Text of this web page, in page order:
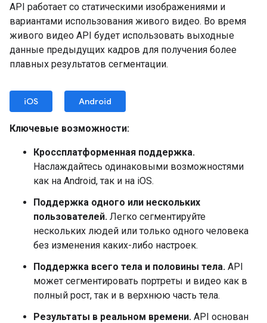
API работает со статическими изображениями и
вариантами использования живого видео. Во время
живого видео API будет использовать выходные
данные предыдущих кадров для получения более
плавных результатов сегментации.
iOS Android
Ключевые возможности:
Кроссплатформенная поддержка.
Наслаждайтесь одинаковыми возможностями
как на Android, так и на iOS.
Поддержка одного или нескольких
пользователей. Легко сегментируйте
нескольких людей или только одного человека
без изменения каких-либо настроек.
Поддержка всего тела и половины тела. API
может сегментировать портреты и видео как в
полный рост, так и в верхнюю часть тела.
Результаты в реальном времени. API основан